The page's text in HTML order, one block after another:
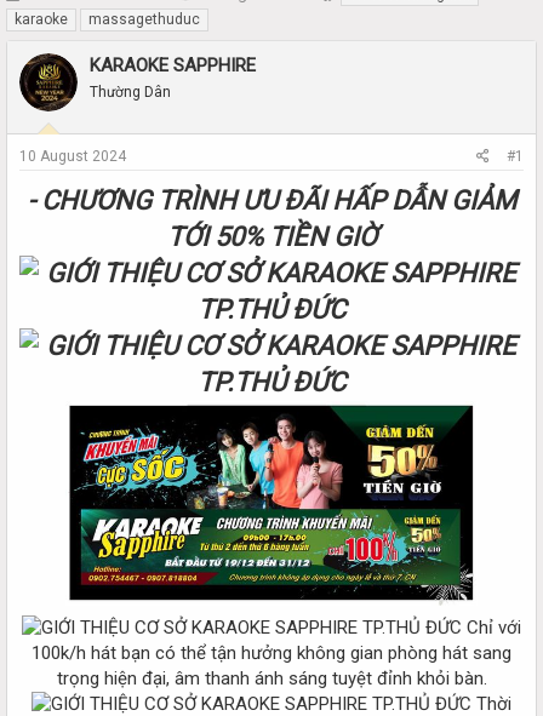
h
r
e
a
d
a
r
t
a
r
karaoke
massagethuduc
KARAOKE SAPPHIRE
Thường Dân
10 August 2024 #1
- CHƯƠNG TRÌNH ƯU ĐÃI HẤP DẪN GIẢM
TỚI 50% TIỀN GIỜ
Chỉ với
100k/h hát bạn có thể tận hưởng không gian phòng hát sang
trọng hiện đại, âm thanh ánh sáng tuyệt đỉnh khỏi bàn.
Thời